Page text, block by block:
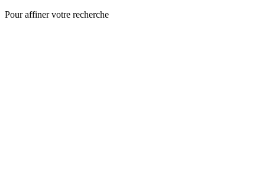
Pour affiner votre recherche